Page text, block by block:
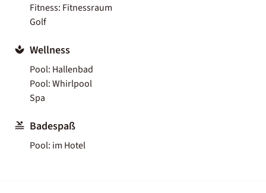
Fitness: Fitnessraum
Golf
Wellness
Pool: Hallenbad
Pool: Whirlpool
Spa
Badespaß
Pool: im Hotel